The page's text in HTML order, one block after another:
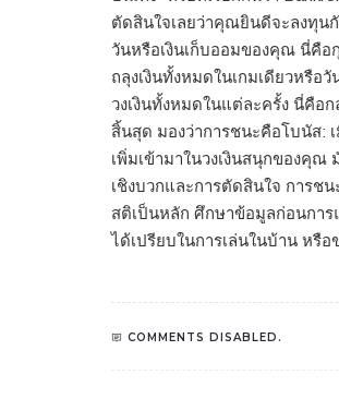
ตัดสินใจเลยว่าคุณยินดีจะลงทุน
วันหรือเงินเก็บออมของคุณ นี่คื
ถลุงเงินทั้งหมดในเกมเดียวหรือ
วงเงินทั้งหมดในแต่ละครั้ง นี่คือ
สิ้นสุด มองว่าการชนะคือโบนัส:
เพิ่มเข้ามาในวงเงินสนุกของคุณ
เชิงบวกและการตัดสินใจ การช
สติเป็นหลัก ศึกษาข้อมูลก่อนกา
ได้เปรียบในการเล่นในบ้าน หรื
COMMENTS DISABLED.